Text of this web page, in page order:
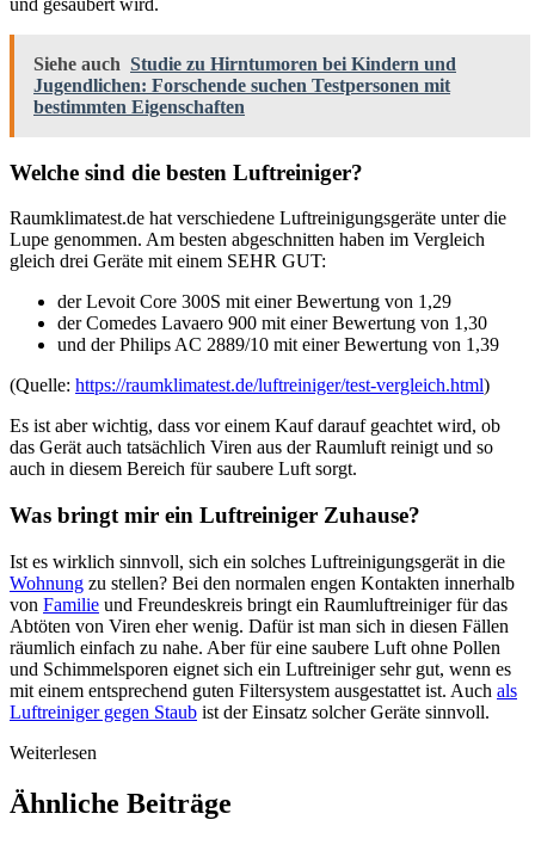
Siehe auch Studie zu Hirntumoren bei Kindern und
Jugendlichen: Forschende suchen Testpersonen mit
bestimmten Eigenschaften
Welche sind die besten Luftreiniger?
Raumklimatest.de hat verschiedene Luftreinigungsgeräte unter die
Lupe genommen. Am besten abgeschnitten haben im Vergleich
gleich drei Geräte mit einem SEHR GUT:
der Levoit Core 300S mit einer Bewertung von 1,29
der Comedes Lavaero 900 mit einer Bewertung von 1,30
und der Philips AC 2889/10 mit einer Bewertung von 1,39
(Quelle: https://raumklimatest.de/luftreiniger/test-vergleich.html)
Es ist aber wichtig, dass vor einem Kauf darauf geachtet wird, ob
das Gerät auch tatsächlich Viren aus der Raumluft reinigt und so
auch in diesem Bereich für saubere Luft sorgt.
Was bringt mir ein Luftreiniger Zuhause?
Ist es wirklich sinnvoll, sich ein solches Luftreinigungsgerät in die
Wohnung zu stellen? Bei den normalen engen Kontakten innerhalb
von Familie und Freundeskreis bringt ein Raumluftreiniger für das
Abtöten von Viren eher wenig. Dafür ist man sich in diesen Fällen
räumlich einfach zu nahe. Aber für eine saubere Luft ohne Pollen
und Schimmelsporen eignet sich ein Luftreiniger sehr gut, wenn es
mit einem entsprechend guten Filtersystem ausgestattet ist. Auch als
Luftreiniger gegen Staub ist der Einsatz solcher Geräte sinnvoll.
Weiterlesen
Ähnliche Beiträge